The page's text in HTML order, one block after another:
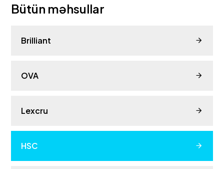
Bütün məhsullar
Brilliant
OVA
Lexcru
HSC